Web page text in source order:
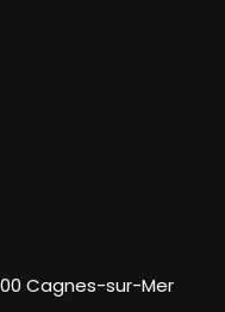
Cagnes-sur-Mer